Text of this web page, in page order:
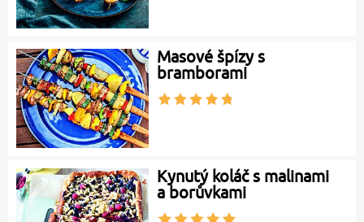
Masové špízy s
bramborami
Kynutý koláč s malinami
a borůvkami